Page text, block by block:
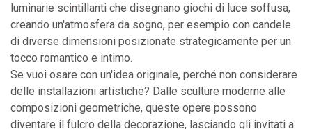
luminarie scintillanti che disegnano giochi di luce soffusa,
creando un'atmosfera da sogno, per esempio con candele
di diverse dimensioni posizionate strategicamente per un
tocco romantico e intimo.
Se vuoi osare con un'idea originale, perché non considerare
delle installazioni artistiche? Dalle sculture moderne alle
composizioni geometriche, queste opere possono
diventare il fulcro della decorazione, lasciando gli invitati a